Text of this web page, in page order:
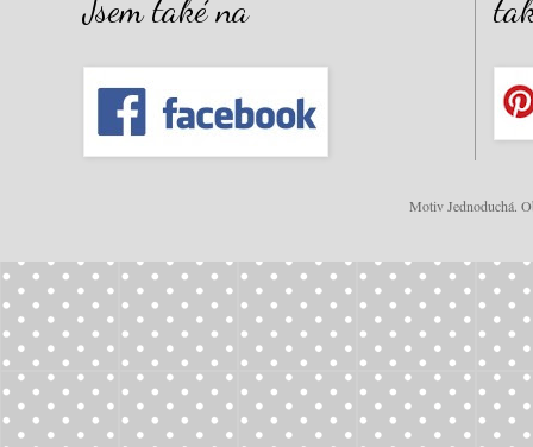
Jsem také na
Motiv Jednoduchá.